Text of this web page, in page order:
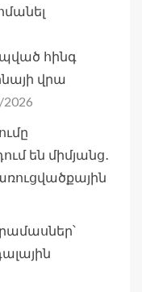
հինգ
վրա
են միմյանց․